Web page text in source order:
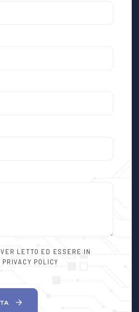
LETTO ED ESSERE IN
POLICY